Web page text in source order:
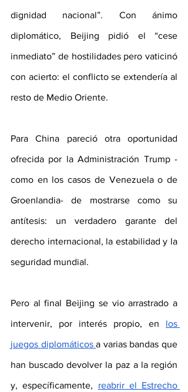
dignidad nacional”. Con ánimo
diplomático, Beijing pidió el “cese
inmediato” de hostilidades pero vaticinó
con acierto: el conflicto se extendería al
resto de Medio Oriente.
Para China pareció otra oportunidad
ofrecida por la Administración Trump -
como en los casos de Venezuela o de
Groenlandia- de mostrarse como su
antítesis: un verdadero garante del
derecho internacional, la estabilidad y la
seguridad mundial.
Pero al final Beijing se vio arrastrado a
intervenir, por interés propio, en los
juegos diplomáticos a varias bandas que
han buscado devolver la paz a la región
y, específicamente, reabrir el Estrecho